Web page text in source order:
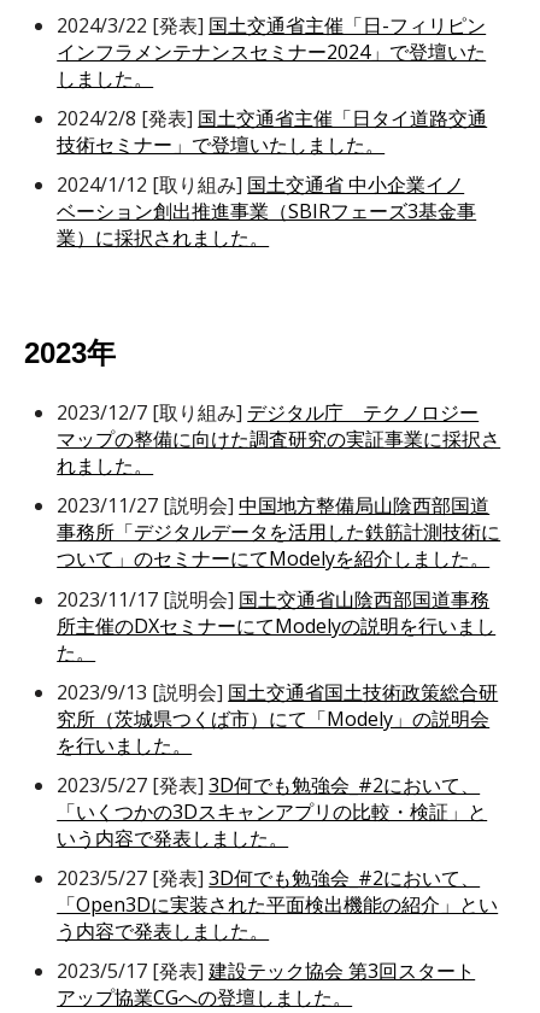
2024/3/22 [発表] 国土交通省主催「日-フィリピン
インフラメンテナンスセミナー2024」で登壇いた
しました。
2024/2/8 [発表] 国土交通省主催「日タイ道路交通
技術セミナー」で登壇いたしました。
2024/1/12 [取り組み] 国土交通省 中小企業イノ
ベーション創出推進事業（SBIRフェーズ3基金事
業）に採択されました。
2023年
2023/12/7 [取り組み] デジタル庁 テクノロジー
マップの整備に向けた調査研究の実証事業に採択さ
れました。
2023/11/27 [説明会]中国地方整備局山陰西部国道
事務所「デジタルデータを活用した鉄筋計測技術に
ついて」のセミナーにてModelyを紹介しました。
2023/11/17 [説明会] 国土交通省山陰西部国道事務
所主催のDXセミナーにてModelyの説明を行いまし
た。
2023/9/13 [説明会] 国土交通省国土技術政策総合研
究所（茨城県つくば市）にて「Modely」の説明会
を行いました。
2023/5/27 [発表]3D何でも勉強会_#2において、
「いくつかの3Dスキャンアプリの比較・検証」と
いう内容で発表しました。
2023/5/27 [発表]3D何でも勉強会_#2において、
「Open3Dに実装された平面検出機能の紹介」とい
う内容で発表しました。
2023/5/17 [発表]建設テック協会 第3回スタート
アップ協業CGへの登壇しました。